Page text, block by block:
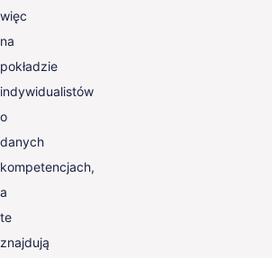
więc
na
pokładzie
indywidualistów
o
danych
kompetencjach,
a
te
znajdują